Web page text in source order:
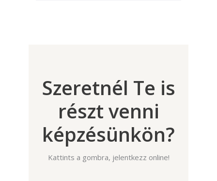
Szeretnél Te is
részt venni
képzésünkön?
Kattints a gombra, jelentkezz online!